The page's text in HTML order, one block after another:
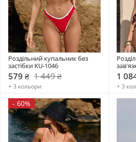
Роздільний купальник без
застібки KU-1046
579 ₴ 1 449 ₴
+ 3 кольори
1
+ 3
- 60%